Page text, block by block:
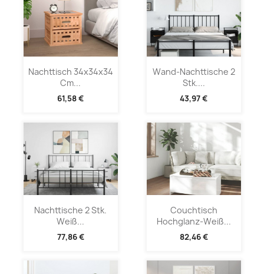
Nachttisch 34x34x34
Cm...
61,58 €
Wand-Nachttische 2
Stk....
43,97 €
Nachttische 2 Stk.
Weiß...
77,86 €
Couchtisch
Hochglanz-Weiß...
82,46 €